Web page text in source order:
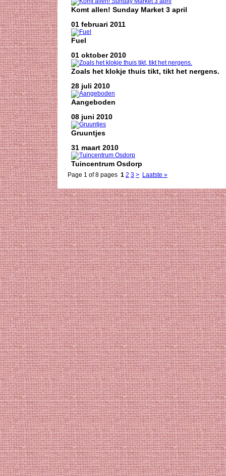
Komt allen! Sunday Market 3 april
01 februari 2011
Fuel
01 oktober 2010
Zoals het klokje thuis tikt, tikt het nergens.
28 juli 2010
Aangeboden
08 juni 2010
Gruuntjes
31 maart 2010
Tuincentrum Osdorp
Page 1 of 8 pages 1 2 3 > Laatste »